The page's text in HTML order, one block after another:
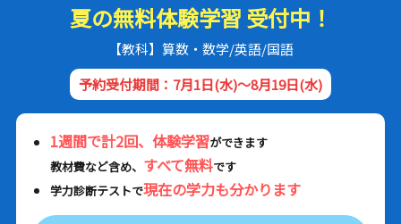
夏の無料体験学習 受付中！
【教科】算数・数学/英語/国語
予約受付期間：7月1日(水)～8月19日(水)
1週間で計2回、体験学習ができます
教材費など含め、 すべて無料です
学力診断テストで現在の学力も分かります